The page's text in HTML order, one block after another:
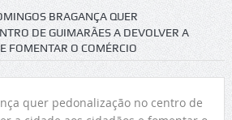
Igreja do Castelo de Cerveira
BRAGANÇA QUER
DE GUIMARÃES A DEVOLVER A
FOMENTAR O COMÉRCIO